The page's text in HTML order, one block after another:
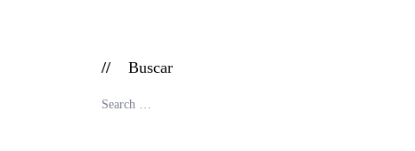
Buscar